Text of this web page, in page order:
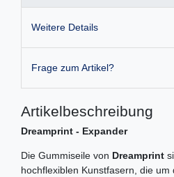
Weitere Details
Frage zum Artikel?
Artikelbeschreibung
Dreamprint - Expander
Die Gummiseile von Dreamprint
hochflexiblen Kunstfasern, die um